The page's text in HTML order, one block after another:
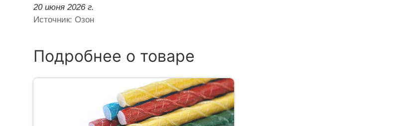
20 июня 2026 г.
Источник: Озон
Подробнее о товаре